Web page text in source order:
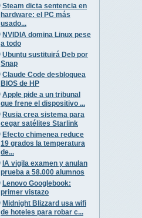
Steam dicta sentencia en
hardware: el PC más
usado...
NVIDIA domina Linux pese
a todo
Ubuntu sustituirá Deb por
Snap
Claude Code desbloquea
BIOS de HP
Apple pide a un tribunal
que frene el dispositivo ...
Rusia crea sistema para
cegar satélites Starlink
Efecto chimenea reduce
19 grados la temperatura
de...
IA vigila examen y anulan
prueba a 58.000 alumnos
Lenovo Googlebook:
primer vistazo
Midnight Blizzard usa wifi
de hoteles para robar c...